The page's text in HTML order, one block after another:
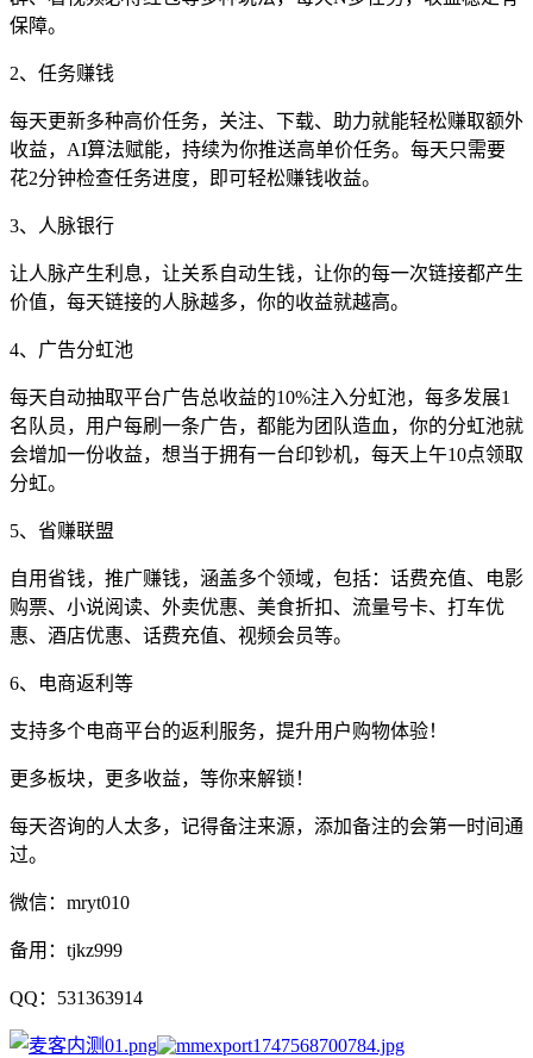
保障。
2、任务赚钱
每天更新多种高价任务，关注、下载、助力就能轻松赚取额外
收益，AI算法赋能，持续为你推送高单价任务。每天只需要
花2分钟检查任务进度，即可轻松赚钱收益。
3、人脉银行
让人脉产生利息，让关系自动生钱，让你的每一次链接都产生
价值，每天链接的人脉越多，你的收益就越高。
4、广告分虹池
每天自动抽取平台广告总收益的10%注入分虹池，每多发展1
名队员，用户每刷一条广告，都能为团队造血，你的分虹池就
会增加一份收益，想当于拥有一台印钞机，每天上午10点领取
分虹。
5、省赚联盟
自用省钱，推广赚钱，涵盖多个领域，包括：话费充值、电影
购票、小说阅读、外卖优惠、美食折扣、流量号卡、打车优
惠、酒店优惠、话费充值、视频会员等。
6、电商返利等
支持多个电商平台的返利服务，提升用户购物体验！
更多板块，更多收益，等你来解锁！
每天咨询的人太多，记得备注来源，添加备注的会第一时间通
过。
微信：mryt010
备用：tjkz999
QQ：531363914